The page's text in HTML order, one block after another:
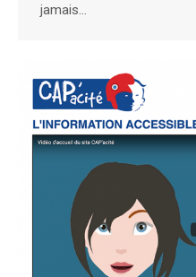
jamais…